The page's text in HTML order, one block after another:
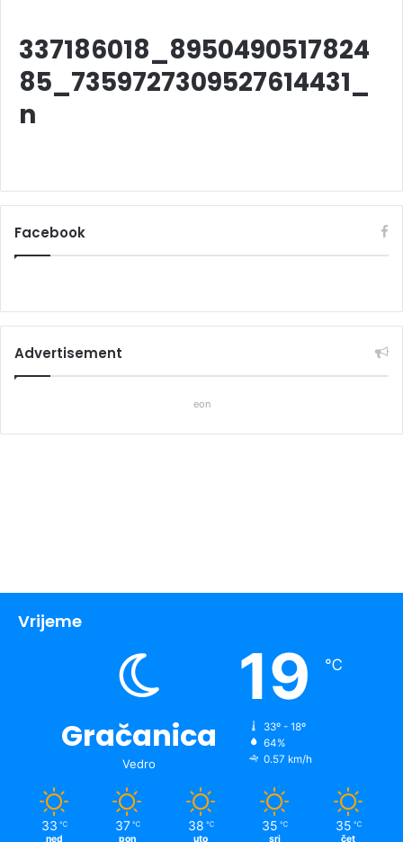
337186018_8950490517824
85_7359727309527614431_
n
Facebook
Advertisement
eon
Vrijeme
Gračanica
Vedro
19 ℃
33º - 18º
64%
0.57 km/h
33 ℃
ned
37 ℃
pon
38 ℃
uto
35 ℃
sri
35 ℃
čet